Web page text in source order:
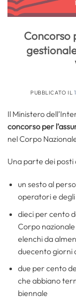
Concorso
PUBBLICATO IL
Il Ministero
concorso per
nel Corpo
Una parte dei posti
un sesto al
operatori e
dieci per cento
Corpo
elenchi da
duecento giorni
due per cento
che abbiano
biennale